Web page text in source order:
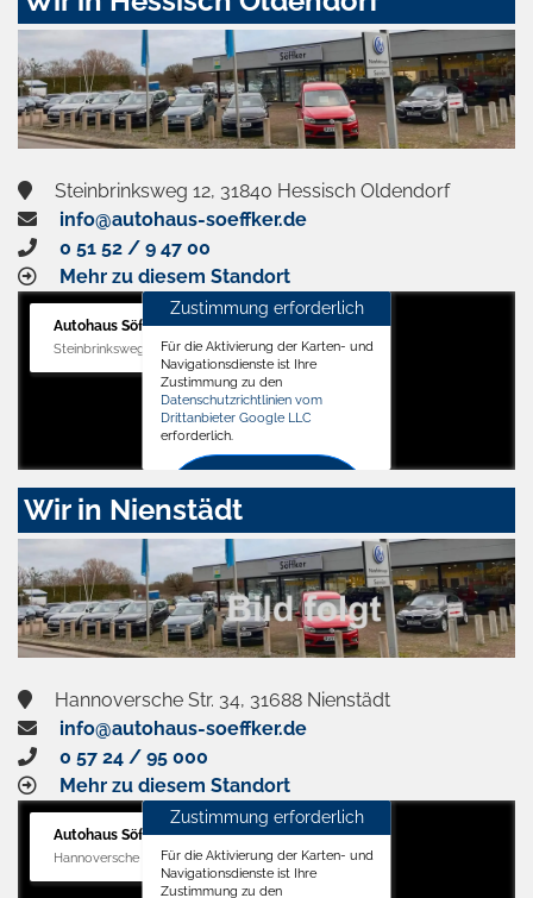
Steinbrinksweg 12, 31840 Hessisch Oldendorf
info@autohaus-soeffker.de
0 51 52 / 9 47 00
Mehr zu diesem Standort
Autohaus Söffker GmbH
Steinbrinksweg 12, 31840 Hessisch Oldendorf
Zustimmung erforderlich
Für die Aktivierung der Karten- und
Navigationsdienste ist Ihre
Zustimmung zu den
Datenschutzrichtlinien vom
Drittanbieter Google LLC
erforderlich.
Zustimmen
aktivieren
Wir in Nienstädt
Hannoversche Str. 34, 31688 Nienstädt
info@autohaus-soeffker.de
0 57 24 / 95 000
Mehr zu diesem Standort
Autohaus Söffker GmbH
Hannoversche Str. 34, 31688 Nienstädt
Zustimmung erforderlich
Für die Aktivierung der Karten- und
Navigationsdienste ist Ihre
Zustimmung zu den